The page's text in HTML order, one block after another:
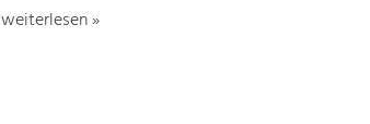
weiterlesen »